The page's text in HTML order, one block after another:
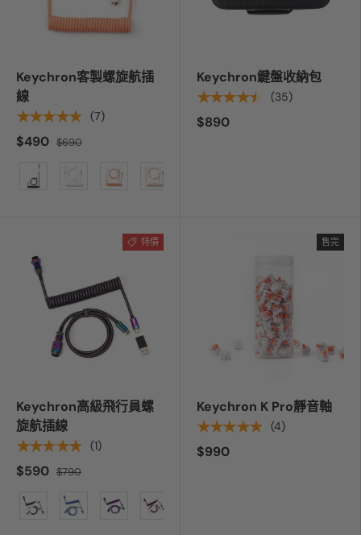
Keychron客製螺旋航插
線
★★★★★ (7)
$490 $690
顏色
Keychron鍵盤收納包
★★★★★ (35)
$890
特價
Keychron高級飛行員螺
旋航插線
★★★★★ (1)
$590 $790
顏色
售完
Keychron K Pro靜音軸
★★★★★ (4)
$990